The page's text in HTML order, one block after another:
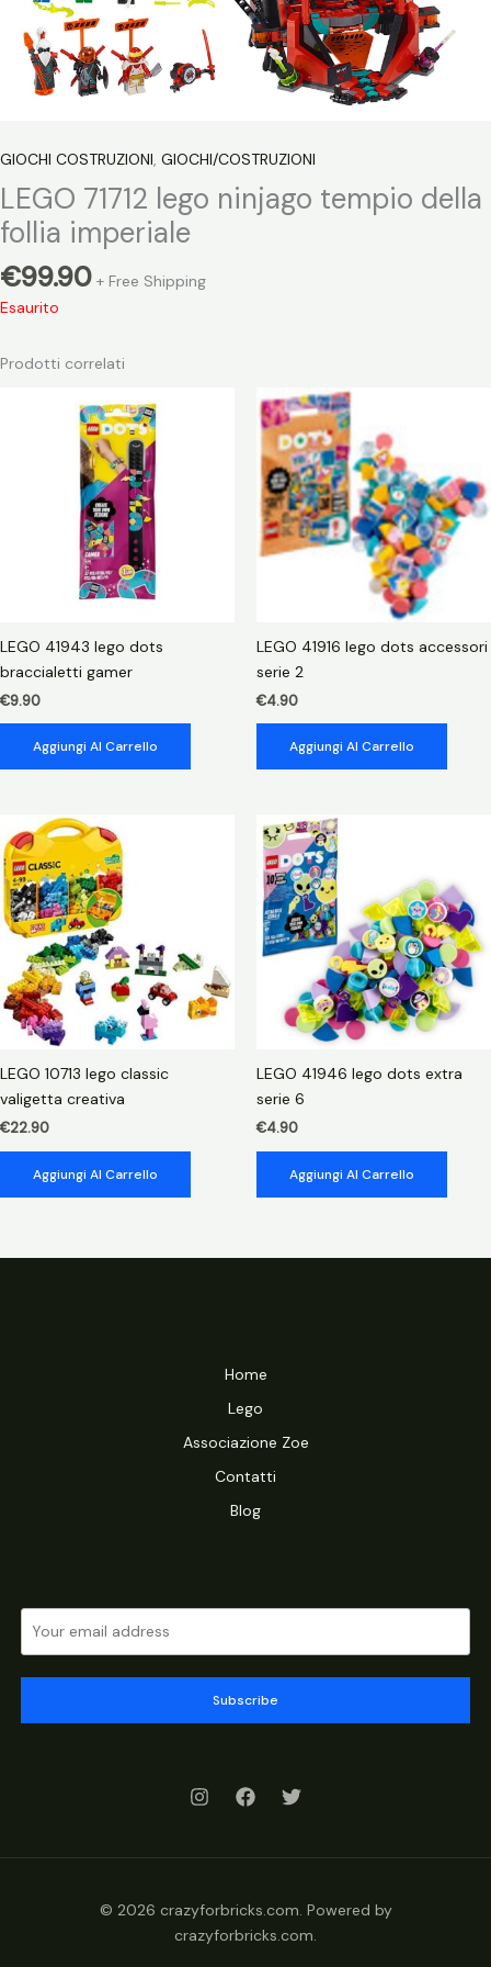
GIOCHI COSTRUZIONI, GIOCHI/COSTRUZIONI
LEGO 71712 lego ninjago tempio della
follia imperiale
€99.90 + Free Shipping
Esaurito
Prodotti correlati
LEGO 41943 lego dots
braccialetti gamer
€9.90
Aggiungi Al Carrello
LEGO 41916 lego dots accessori
serie 2
€4.90
Aggiungi Al Carrello
LEGO 10713 lego classic
valigetta creativa
€22.90
Aggiungi Al Carrello
LEGO 41946 lego dots extra
serie 6
€4.90
Aggiungi Al Carrello
Home
Lego
Associazione Zoe
Contatti
Blog
Subscribe
© 2026 crazyforbricks.com. Powered by
crazyforbricks.com.